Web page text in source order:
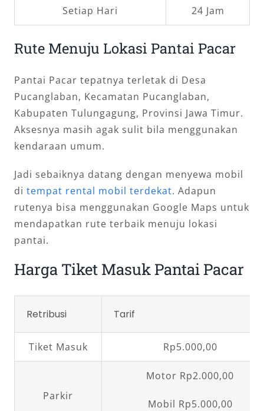
Setiap Hari 24 Jam
Rute Menuju Lokasi Pantai Pacar
Pantai Pacar tepatnya terletak di Desa
Pucanglaban, Kecamatan Pucanglaban,
Kabupaten Tulungagung, Provinsi Jawa Timur.
Aksesnya masih agak sulit bila menggunakan
kendaraan umum.
Jadi sebaiknya datang dengan menyewa mobil
di tempat rental mobil terdekat. Adapun
rutenya bisa menggunakan Google Maps untuk
mendapatkan rute terbaik menuju lokasi
pantai.
Harga Tiket Masuk Pantai Pacar
Retribusi Tarif
Tiket Masuk Rp5.000,00
Parkir
Motor Rp2.000,00
Mobil Rp5.000,00